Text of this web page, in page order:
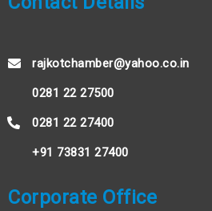
rajkotchamber@yahoo.co.in
0281 22 27500
0281 22 27400
+91 73831 27400
Corporate Office